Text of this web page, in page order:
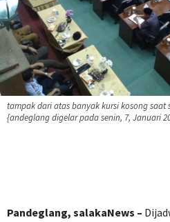
tampak dari atas banyak kursi kosong saat
{andeglang digelar pada senin, 7, Januari
Pandeglang, salakaNews –